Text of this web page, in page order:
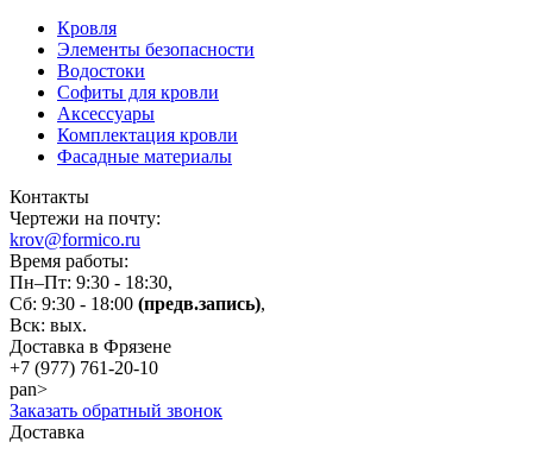
Кровля
Элементы безопасности
Водостоки
Софиты для кровли
Аксессуары
Комплектация кровли
Фасадные материалы
Контакты
Чертежи на почту:
krov@formico.ru
Время работы:
Пн–Пт: 9:30 - 18:30,
Сб: 9:30 - 18:00 (предв.запись),
Вск: вых.
Доставка в Фрязене
+7 (977) 761-20-10
pan>
Заказать обратный звонок
Доставка